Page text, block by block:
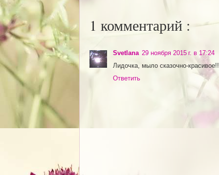
1 комментарий :
Svetlana 29 ноября 2015 г. в 17:24
Лидочка, мыло сказочно-
Ответить